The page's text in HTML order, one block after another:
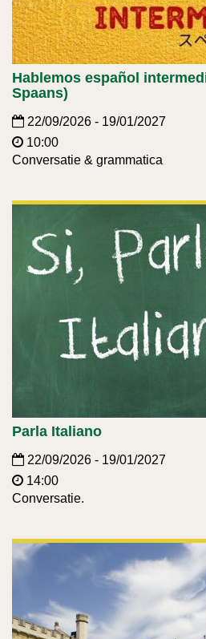
Hablemos español
Spaans)
22/09/2026 - 19/01/2027
10:00
Conversatie & grammatica
Parla Italiano
22/09/2026 - 19/01/2027
14:00
Conversatie.